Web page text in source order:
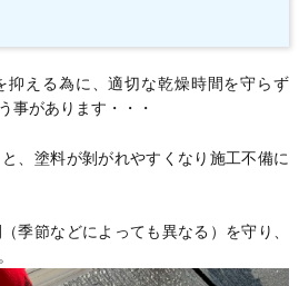
抑える為に、適切な乾燥時間を守らず
事があります・・・
、塗料が剝がれやすくなり施工不備に
季節などによっても異なる）を守り、